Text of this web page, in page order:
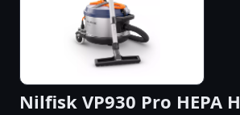
Nilfisk VP930 Pro HEPA